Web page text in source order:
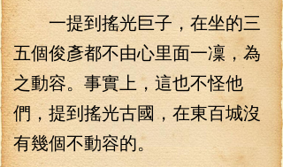
一提到搖光巨子，在坐的三
五個俊彥都不由心里面一凜，為
之動容。事實上，這也不怪他
們，提到搖光古國，在東百城沒
有幾個不動容的。